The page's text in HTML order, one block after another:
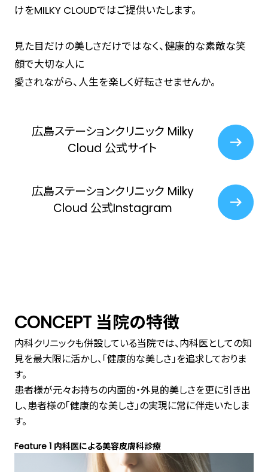
けをMILKY CLOUDではご提供いたします。
見た目だけの美しさだけではなく、健康的な素敵な笑
顔で大切な人に
愛されながら、人生を楽しく好転させませんか。
広島ステーションクリニック Milky
Cloud 公式サイト
広島ステーションクリニック Milky
Cloud 公式Instagram
CONCEPT 当院の特徴
内科クリニックも併設している当院では、内科医としての知
見を最大限に活かし、「健康的な美しさ」を追求しておりま
す。
患者様が元々お持ちの内面的・外見的美しさを更に引き出
し、患者様の「健康的な美しさ」の実現に常に伴走いたしま
す。
Feature 1 内科医による美容皮膚科診療